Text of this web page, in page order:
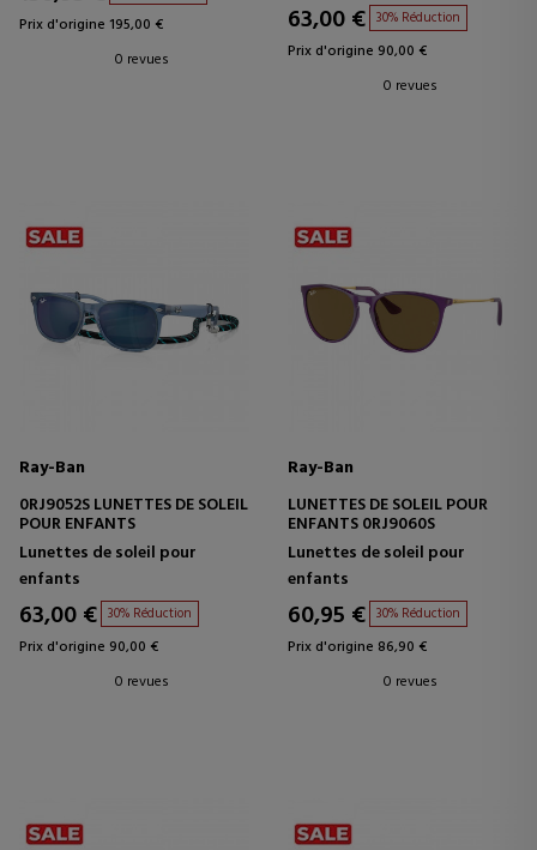
Prix d'origine 195,00 €
0 revues
63,00 € 30% Réduction
Prix d'origine 90,00 €
0 revues
Ray-Ban
0RJ9052S LUNETTES DE SOLEIL
POUR ENFANTS
Lunettes de soleil pour
enfants
63,00 € 30% Réduction
Prix d'origine 90,00 €
0 revues
Ray-Ban
LUNETTES DE SOLEIL POUR
ENFANTS 0RJ9060S
Lunettes de soleil pour
enfants
60,95 € 30% Réduction
Prix d'origine 86,90 €
0 revues